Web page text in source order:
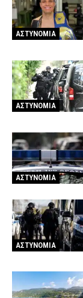
ΑΣΤΥΝΟΜΙΑ
ΑΣΤΥΝΟΜΙΑ
ΑΣΤΥΝΟΜΙΑ
ΑΣΤΥΝΟΜΙΑ